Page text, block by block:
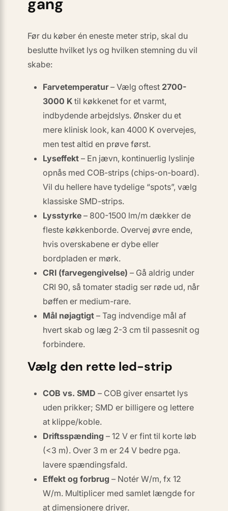
Før du køber én eneste meter strip, skal du
beslutte hvilket lys og hvilken stemning du vil
skabe:
Farvetemperatur– Vælg oftest 2700-
3000 K til køkkenet for et varmt,
indbydende arbejdslys. Ønsker du et
mere klinisk look, kan 4000 K overvejes,
men test altid en prøve først.
Lyseffekt – En jævn, kontinuerlig lyslinje
opnås med COB-strips (chips-on-board).
Vil du hellere have tydelige “spots”, vælg
klassiske SMD-strips.
Lysstyrke – 800-1500 lm/m dækker de
fleste køkkenborde. Overvej øvre ende,
hvis overskabene er dybe eller
bordpladen er mørk.
CRI (farvegengivelse) – Gå aldrig under
CRI 90, så tomater stadig ser røde ud, når
bøffen er medium-rare.
Mål nøjagtigt – Tag indvendige mål af
hvert skab og læg 2-3 cm til passesnit og
forbindere.
Vælg den rette led-strip
COB vs. SMD – COB giver ensartet lys
uden prikker; SMD er billigere og lettere
at klippe/koble.
Driftsspænding – 12 V er fint til korte løb
(<3 m). Over 3 m er 24 V bedre pga.
lavere spændingsfald.
Effekt og forbrug – Notér W/m, fx 12
W/m. Multiplicer med samlet længde for
at dimensionere driver.